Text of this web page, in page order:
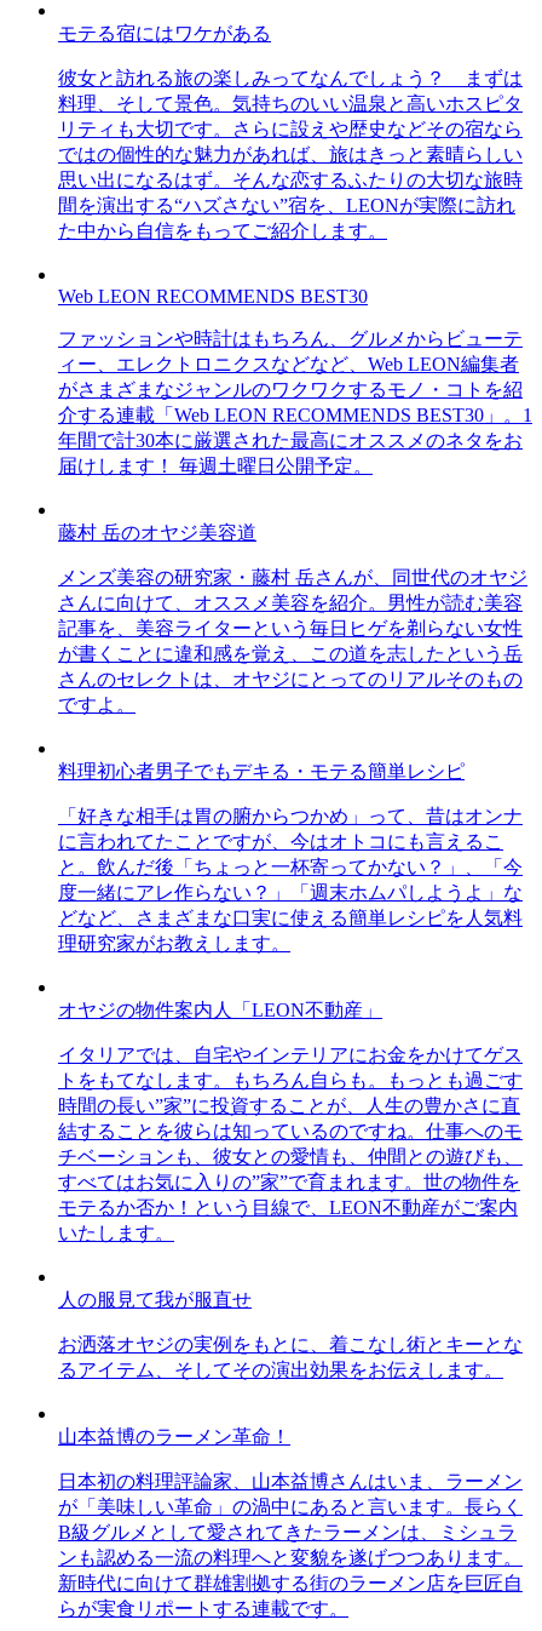
モテる宿にはワケがある
彼女と訪れる旅の楽しみってなんでしょう？ まずは
料理、そして景色。気持ちのいい温泉と高いホスピタ
リティも大切です。さらに設えや歴史などその宿なら
ではの個性的な魅力があれば、旅はきっと素晴らしい
思い出になるはず。そんな恋するふたりの大切な旅時
間を演出する“ハズさない”宿を、LEONが実際に訪れ
た中から自信をもってご紹介します。
Web LEON RECOMMENDS BEST30
ファッションや時計はもちろん、グルメからビューテ
ィー、エレクトロニクスなどなど、Web LEON編集者
がさまざまなジャンルのワクワクするモノ・コトを紹
介する連載「Web LEON RECOMMENDS BEST30」。1
年間で計30本に厳選された最高にオススメのネタをお
届けします！ 毎週土曜日公開予定。
藤村 岳のオヤジ美容道
メンズ美容の研究家・藤村 岳さんが、同世代のオヤジ
さんに向けて、オススメ美容を紹介。男性が読む美容
記事を、美容ライターという毎日ヒゲを剃らない女性
が書くことに違和感を覚え、この道を志したという岳
さんのセレクトは、オヤジにとってのリアルそのもの
ですよ。
料理初心者男子でもデキる・モテる簡単レシピ
「好きな相手は胃の腑からつかめ」って、昔はオンナ
に言われてたことですが、今はオトコにも言えるこ
と。飲んだ後「ちょっと一杯寄ってかない？」、「今
度一緒にアレ作らない？」「週末ホムパしようよ」な
どなど、さまざまな口実に使える簡単レシピを人気料
理研究家がお教えします。
オヤジの物件案内人「LEON不動産」
イタリアでは、自宅やインテリアにお金をかけてゲス
トをもてなします。もちろん自らも。もっとも過ごす
時間の長い”家”に投資することが、人生の豊かさに直
結することを彼らは知っているのですね。仕事へのモ
チベーションも、彼女との愛情も、仲間との遊びも、
すべてはお気に入りの”家”で育まれます。世の物件を
モテるか否か！という目線で、LEON不動産がご案内
いたします。
人の服見て我が服直せ
お洒落オヤジの実例をもとに、着こなし術とキーとな
るアイテム、そしてその演出効果をお伝えします。
山本益博のラーメン革命！
日本初の料理評論家、山本益博さんはいま、ラーメン
が「美味しい革命」の渦中にあると言います。長らく
B級グルメとして愛されてきたラーメンは、ミシュラ
ンも認める一流の料理へと変貌を遂げつつあります。
新時代に向けて群雄割拠する街のラーメン店を巨匠自
らが実食リポートする連載です。